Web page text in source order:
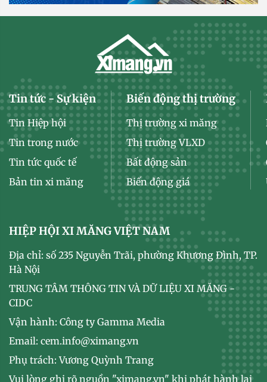
Tin tức - Sự kiện
Tin Hiệp hội
Tin trong nước
Tin tức quốc tế
Bản tin xi măng
Biến động thị trường
Thị trường xi măng
Thị trường VLXD
Bất động sản
Biến động giá
HIỆP HỘI XI MĂNG VIỆT NAM
Địa chỉ: số 235 Nguyễn Trãi, phường Khương Đình, TP.
Hà Nội
TRUNG TÂM THÔNG TIN VÀ DỮ LIỆU XI MĂNG -
CIDC
Vận hành: Công ty Gamma Media
Email: cem.info@ximang.vn
Phụ trách: Vương Quỳnh Trang
Vui lòng ghi rõ nguồn "ximang.vn" khi phát hành lại